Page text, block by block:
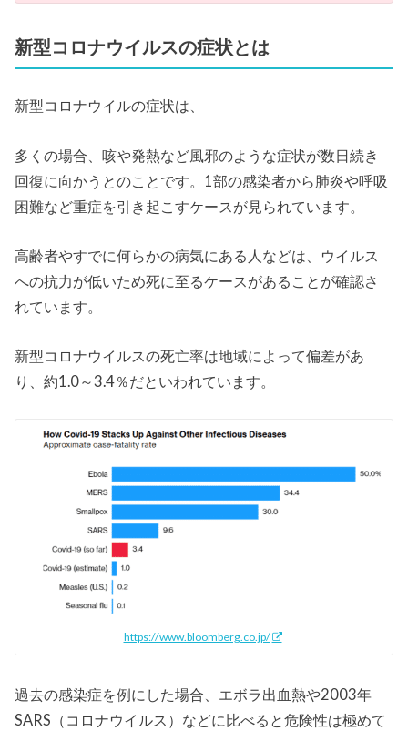
新型コロナウイルスの症状とは
新型コロナウイルの症状は、
多くの場合、咳や発熱など風邪のような症状が数日続き
回復に向かうとのことです。1部の感染者から肺炎や呼吸
困難など重症を引き起こすケースが見られています。
高齢者やすでに何らかの病気にある人などは、ウイルス
への抗力が低いため死に至るケースがあることが確認さ
れています。
新型コロナウイルスの死亡率は地域によって偏差があ
り、約1.0～3.4％だといわれています。
https://www.bloomberg.co.jp/
過去の感染症を例にした場合、エボラ出血熱や2003年
SARS（コロナウイルス）などに比べると危険性は極めて